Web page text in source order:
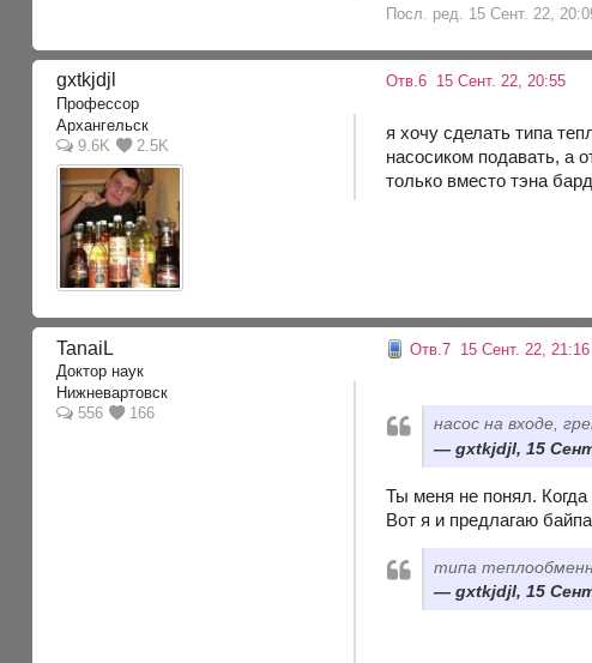
Посл. ред. 15 Сент. 22,
gxtkjdjl
Профессор
Архангельск
9.6K
2.5K
Отв.6 15 Сент. 22, 20:55
я хочу сделать типа
насосиком подавать, а
только вместо тэна
TanaiL
Доктор наук
Нижневартовск
556
166
Отв.7 15 Сент. 22, 21:16
насос на входе,
gxtkjdjl, 15
Ты меня не понял. Когда
Вот я и предлагаю
типа
gxtkjdjl, 15